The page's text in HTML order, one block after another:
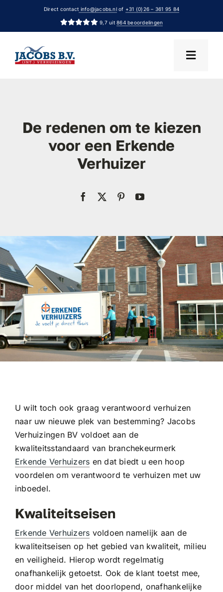
inhoud
Direct contact info@jacobs.nlof +31 (0)26 – 361 95 84
9,7 uit864 beoordelingen
De redenen om te kiezen
voor een Erkende
Verhuizer
U wilt toch ook graag verantwoord verhuizen
naar uw nieuwe plek van bestemming? Jacobs
Verhuizingen BV voldoet aan de
kwaliteitsstandaard van branchekeurmerk
Erkende Verhuizers en dat biedt u een hoop
voordelen om verantwoord te verhuizen met uw
inboedel.
Kwaliteitseisen
Erkende Verhuizers voldoen namelijk aan de
kwaliteitseisen op het gebied van kwaliteit, milieu
en veiligheid. Hierop wordt regelmatig
onafhankelijk getoetst. Ook de klant toetst mee,
door middel van het doorlopend, onafhankelijke